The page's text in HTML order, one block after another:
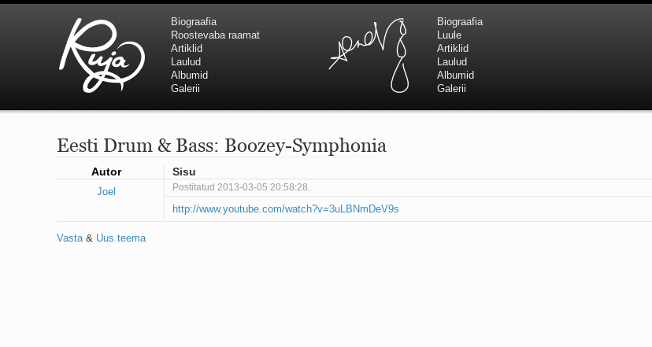
Biograafia
Roostevaba raamat
Artiklid
Laulud
Albumid
Galerii
Biograafia
Luule
Artiklid
Laulud
Albumid
Galerii
Eesti Drum & Bass: Boozey-Symphonia
Autor Sisu
Joel Postitatud 2013-03-05 20:58:28.
http://www.youtube.com/watch?v=3uLBNmDeV9s
Vasta& Uus teema